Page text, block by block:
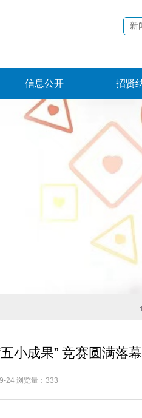
信息公开 招贤
小成果” 竞赛圆满落幕
24 浏览量：333